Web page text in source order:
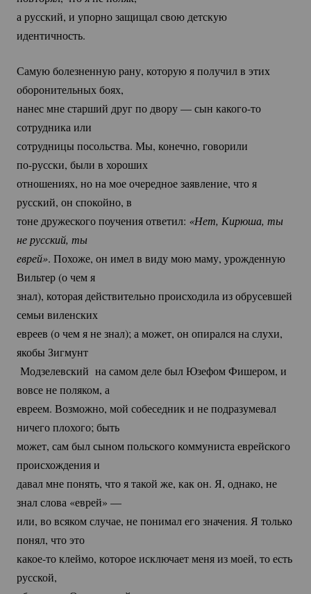
а русский, и упорно защищал свою детскую
идентичность.
Самую болезненную рану, которую я получил в этих
оборонительных боях,
нанес мне старший друг по двору — сын какого-то
сотрудника или
сотрудницы посольства. Мы, конечно, говорили
по-русски, были в хороших
отношениях, но на мое очередное заявление, что я
русский, он спокойно, в
тоне дружеского поучения ответил: «Нет, Кирюша, ты
не русский, ты
еврей». Похоже, он имел в виду мою маму, урожденную
Вильтер (о чем я
знал), которая действительно происходила из обрусевшей
семьи виленских
евреев (о чем я не знал); а может, он опирался на слухи,
якобы Зигмунт
Модзелевский на самом деле был Юзефом Фишером, и
вовсе не поляком, а
евреем. Возможно, мой собеседник и не подразумевал
ничего плохого; быть
может, сам был сыном польского коммуниста еврейского
происхождения и
давал мне понять, что я такой же, как он. Я, однако, не
знал слова «еврей» —
или, во всяком случае, не понимал его значения. Я только
понял, что это
какое-токлеймо, которое исключает меня из моей, то есть
русской,